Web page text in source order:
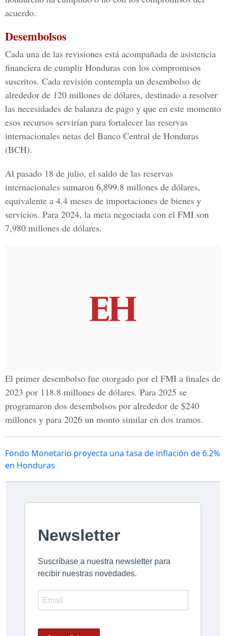
acuerdo.
Desembolsos
Cada una de las revisiones está acompañada de asistencia
financiera de cumplir Honduras con los compromisos
suscritos. Cada revisión contempla un desembolso de
alrededor de 120 millones de dólares, destinado a resolver
las necesidades de balanza de pago y que en este momento
esos recursos servirían para fortalecer las reservas
internacionales netas del Banco Central de Honduras
(BCH).
Al pasado 18 de julio, el saldo de las reservas
internacionales sumaron 6,899.8 millones de dólares,
equivalente a 4.4 meses de importaciones de bienes y
servicios. Para 2024, la meta negociada con el FMI son
7,980 millones de dólares.
El primer desembolso fue otorgado por el FMI a finales de
2023 por 118.8 millones de dólares. Para 2025 se
programaron dos desembolsos por alrededor de $240
millones y para 2026 un monto similar en dos tramos.
Fondo Monetario proyecta una tasa de inflación de 6.2%
en Honduras